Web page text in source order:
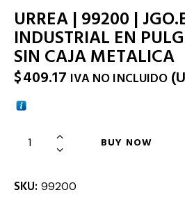
URREA | 99200 |
INDUSTRIAL EN
SIN CAJA METALICA
$409.17 IVA NO INCLUIDO (
BUY NOW
SKU: 99200